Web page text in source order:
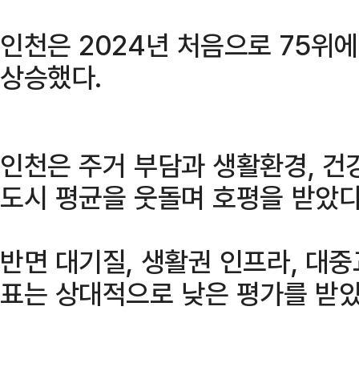
인천은 2024년 처음으로 75위
상승했다.
인천은 주거 부담과 생활환경,
도시 평균을 웃돌며 호평을 받았
반면 대기질, 생활권 인프라, 대
표는 상대적으로 낮은 평가를 받